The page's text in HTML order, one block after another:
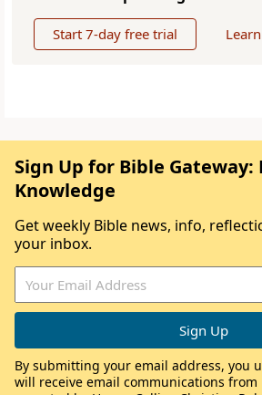
Start 7-day free trial
Sign Up for Bible Gateway:
Knowledge
Get weekly Bible news, info,
your inbox.
By submitting your email address, you
will receive email communications from